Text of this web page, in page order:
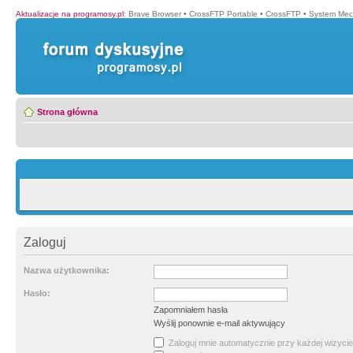
Aktualizacje na programosy.pl: Brave Browser • CrossFTP Portable • CrossFTP • System
Strona główna
Zaloguj
Nazwa użytkownika:
Hasło:
Zapomniałem hasła
Wyślij ponownie e-mail aktywujący
Zaloguj mnie automatycznie przy każdej wizycie